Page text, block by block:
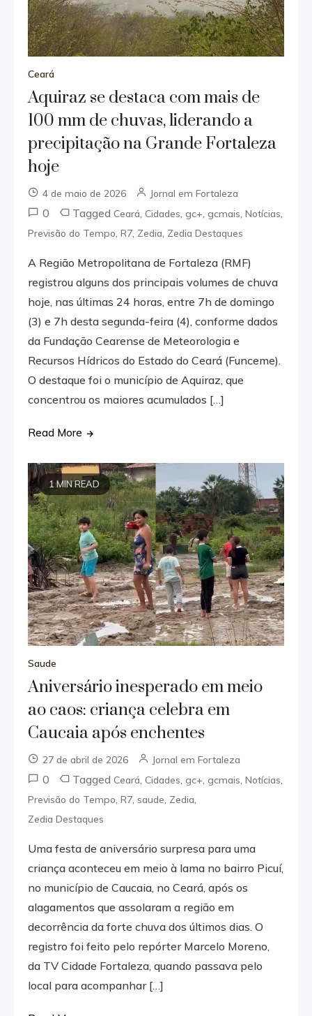
Ceará
Aquiraz se destaca com mais de
100 mm de chuvas, liderando a
precipitação na Grande Fortaleza
hoje
4 de maio de 2026 Jornal em Fortaleza
0 TaggedCeará ,Cidades ,gc+ ,gcmais ,Notícias
Previsão do Tempo ,R7 Zedia Zedia Destaques
A Região Metropolitana de Fortaleza (RMF)
registrou alguns dos principais volumes de chuva
hoje, nas últimas 24 horas, entre 7h de domingo
(3) e 7h desta segunda-feira (4), conforme dados
da Fundação Cearense de Meteorologia e
Recursos Hídricos do Estado do Ceará (Funceme).
O destaque foi o município de Aquiraz, que
concentrou os maiores acumulados […]
Read More
1 MIN READ
Saude
Aniversário inesperado em meio
ao caos: criança celebra em
Caucaia após enchentes
27 de abril de 2026 Jornal em Fortaleza
0 TaggedCeará ,Cidades ,gc+ ,gcmais ,Notícias
Previsão do Tempo ,R7 ,saude Zedia
Zedia Destaques
Uma festa de aniversário surpresa para uma
criança aconteceu em meio à lama no bairro Picuí,
no município de Caucaia, no Ceará, após os
alagamentos que assolaram a região em
decorrência da forte chuva dos últimos dias. O
registro foi feito pelo repórter Marcelo Moreno,
da TV Cidade Fortaleza, quando passava pelo
local para acompanhar […]